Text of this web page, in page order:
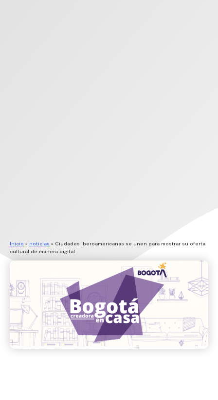
Inicio » noticias » Ciudades iberoamericanas se unen para mostrar su oferta
cultural de manera digital